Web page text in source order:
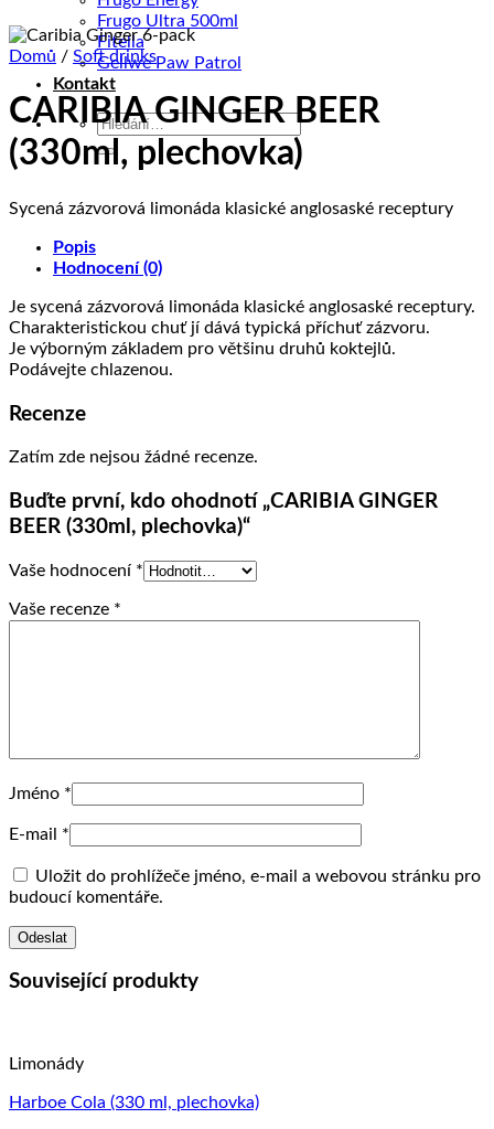
Frugo Ultra 500ml
Fitella
Gellwe Paw Patrol
Kontakt
Hledat:
Domů / Soft drinks
CARIBIA GINGER BEER
(330ml, plechovka)
Sycená zázvorová limonáda klasické anglosaské receptury
Popis
Hodnocení (0)
Je sycená zázvorová limonáda klasické anglosaské receptury.
Charakteristickou chuť jí dává typická příchuť zázvoru.
Je výborným základem pro většinu druhů koktejlů.
Podávejte chlazenou.
Recenze
Zatím zde nejsou žádné recenze.
Buďte první, kdo ohodnotí „CARIBIA GINGER
BEER (330ml, plechovka)“
Vaše hodnocení *
Vaše recenze *
Jméno *
E-mail *
Uložit do prohlížeče jméno, e-mail a webovou stránku pro
budoucí komentáře.
Související produkty
Limonády
Harboe Cola (330 ml, plechovka)